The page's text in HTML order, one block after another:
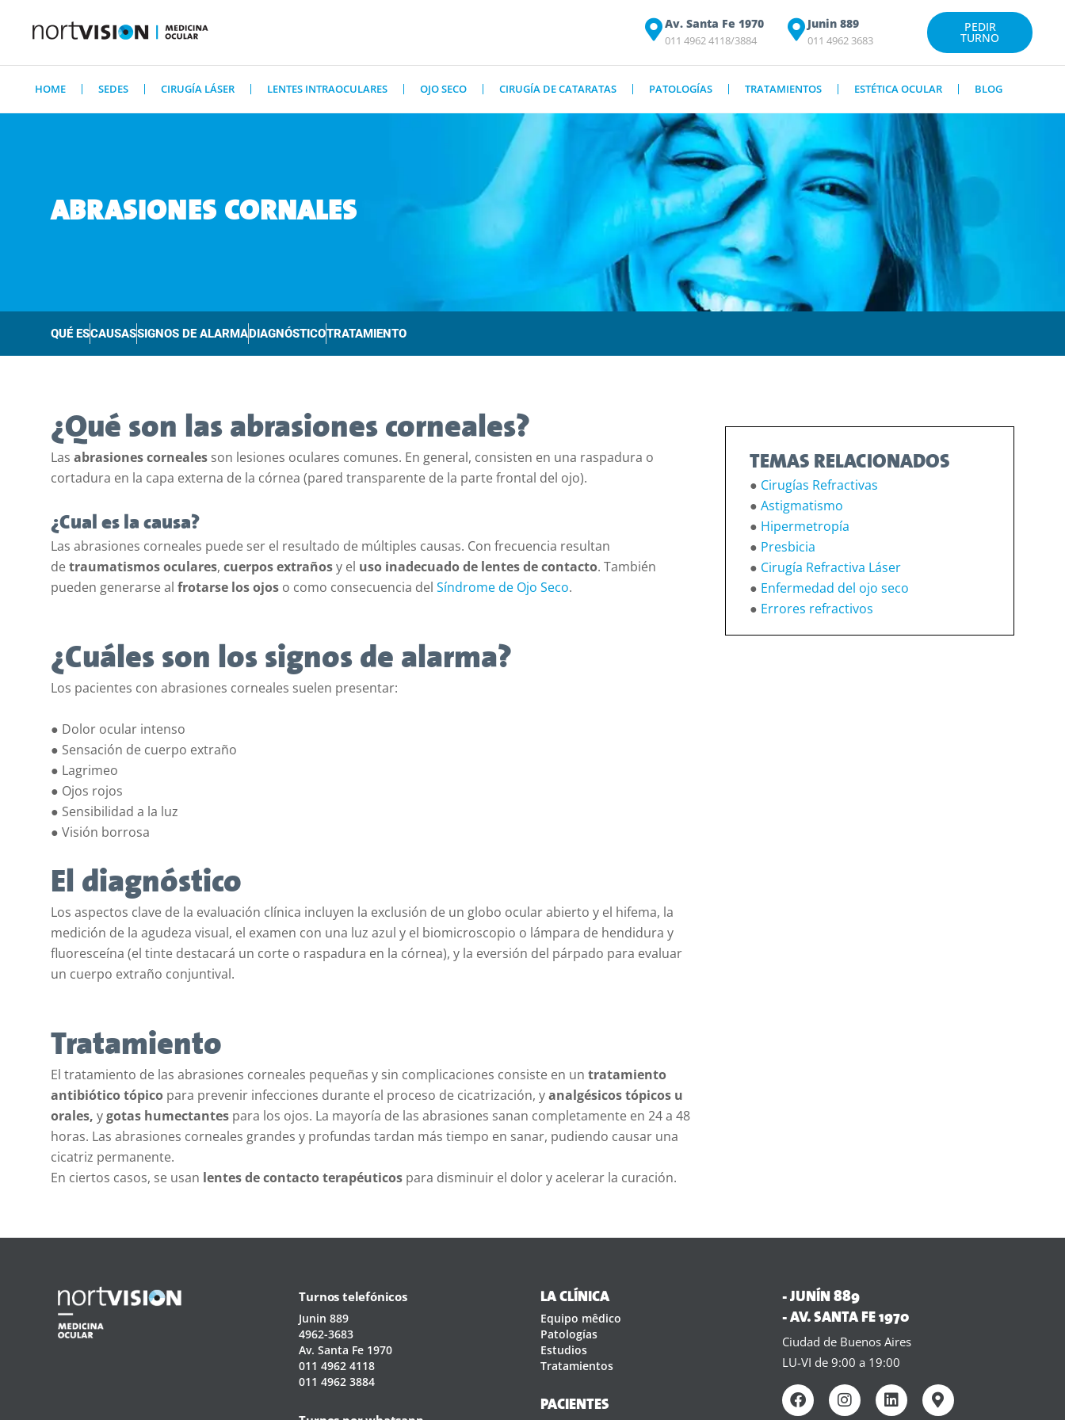
Av. Santa Fe 1970
011 4962 4118/3884
Junin 889
011 4962 3683
PEDIR
TURNO
HOME SEDES CIRUGÍA LÁSER LENTES INTRAOCULARES OJO SECO CIRUGÍA DE CATARATAS PATOLOGÍAS TRATAMIENTOS ESTÉTICA OCULAR BLOG
ABRASIONES CORNALES
QUÉ ESCAUSASSIGNOS DE ALARMADIAGNÓSTICOTRATAMIENTO
¿Qué son las abrasiones corneales?
Las abrasiones cornealesson lesiones oculares comunes. En general, consisten en una raspadura o
cortadura en la capa externa de la córnea (pared transparente de la parte frontal del ojo).
¿Cual es la causa?
Las abrasiones corneales puede ser el resultado de múltiples causas. Con frecuencia resultan
detraumatismos oculares, cuerpos extrañosy el uso inadecuado de lentes de contacto. También
pueden generarse al frotarse los ojoso como consecuencia del Síndrome de Ojo Seco.
¿Cuáles son los signos de alarma?
Los pacientes con abrasiones corneales suelen presentar:
● Dolor ocular intenso
● Sensación de cuerpo extraño
● Lagrimeo
● Ojos rojos
● Sensibilidad a la luz
● Visión borrosa
El diagnóstico
Los aspectos clave de la evaluación clínica incluyen la exclusión de un globo ocular abierto y el hifema, la
medición de la agudeza visual, el examen con una luz azul y el biomicroscopio o lámpara de hendidura y
fluoresceína (el tinte destacará un corte o raspadura en la córnea), y la eversión del párpado para evaluar
un cuerpo extraño conjuntival.
Tratamiento
El tratamiento de las abrasiones corneales pequeñas y sin complicaciones consiste en un tratamiento
antibiótico tópico para prevenir infecciones durante el proceso de cicatrización, yanalgésicos tópicos u
orales, ygotas humectantespara los ojos. La mayoría de las abrasiones sanan completamente en 24 a 48
horas. Las abrasiones corneales grandes y profundas tardan más tiempo en sanar, pudiendo causar una
cicatriz permanente.
En ciertos casos, se usan lentes de contacto terapéuticospara disminuir el dolor y acelerar la curación.
TEMAS RELACIONADOS
● Cirugías Refractivas
●Astigmatismo
● Hipermetropía
● Presbicia
● Cirugía Refractiva Láser
● Enfermedad del ojo seco
● Errores refractivos
Turnos telefónicos
Junin 889
4962-3683
Av. Santa Fe 1970
011 4962 4118
011 4962 3884
LA CLÍNICA
Equipo mêdico
Patologías
Estudios
Tratamientos
PACIENTES
- JUNÍN 889
- AV. SANTA FE 1970
Ciudad de Buenos Aires
LU-VI de 9:00 a 19:00